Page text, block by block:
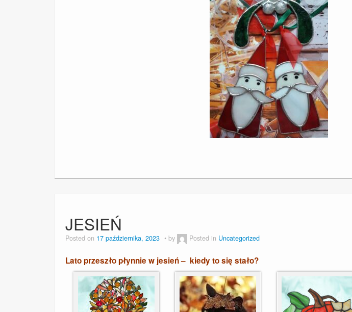
JESIEŃ
Posted on 17 października, 2023 by Posted in Uncategorized
Lato przeszło płynnie w jesień – kiedy to się stało?